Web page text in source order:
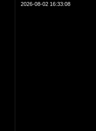
2026-08-02 16:33:08